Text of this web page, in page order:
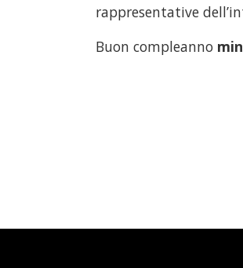
rappresentative
Buon compleanno